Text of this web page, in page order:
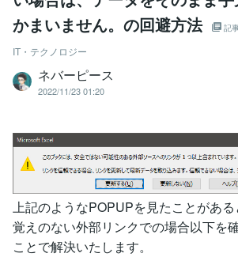
かまいません。の回避方法
記
IT・テクノロジー
ネバーピース
2022/11/23 01:20
上記のようなPOPUPを見たことがあ
覚えのない外部リンクでの場合以下を
ことで解決いたします。